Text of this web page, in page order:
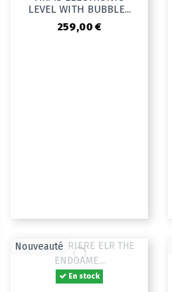
LEVEL WITH BUBBLE...
259,00 €
Nouveauté
En stock